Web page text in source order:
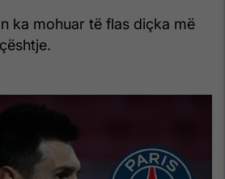
ka mohuar të flas diçka më